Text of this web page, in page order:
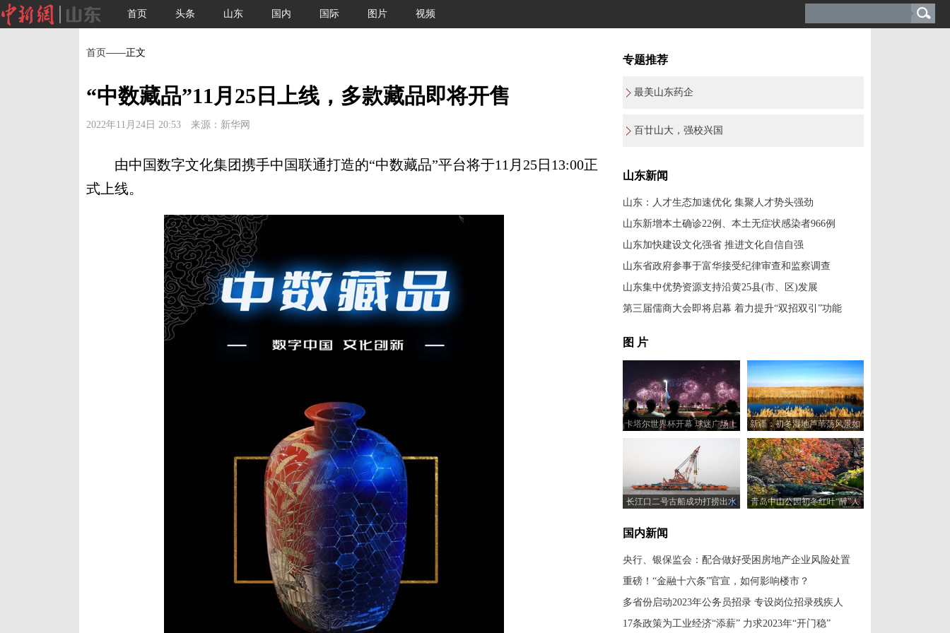
首页 头条 山东 国内 国际 图片 视频
首页——正文
“中数藏品”11月25日上线，多款藏品即将开售
2022年11月24日 20:53 来源：新华网
由中国数字文化集团携手中国联通打造的“中数藏品”平台将于11月25日13:00正
式上线。
专题推荐
最美山东药企
百廿山大，强校兴国
山东新闻
山东：人才生态加速优化 集聚人才势头强劲
山东新增本土确诊22例、本土无症状感染者966例
山东加快建设文化强省 推进文化自信自强
山东省政府参事于富华接受纪律审查和监察调查
山东集中优势资源支持沿黄25县(市、区)发展
第三届儒商大会即将启幕 着力提升“双招双引”功能
图 片
卡塔尔世界杯开幕 球迷广场上
新疆：初冬湿地芦苇荡风景如
画
长江口二号古船成功打捞出水 青岛中山公园初冬红叶“醉”人
国内新闻
央行、银保监会：配合做好受困房地产企业风险处置
重磅！“金融十六条”官宣，如何影响楼市？
多省份启动2023年公务员招录 专设岗位招录残疾人
17条政策为工业经济“添薪” 力求2023年“开门稳”